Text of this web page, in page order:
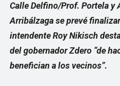
Calle Delfino/Prof. Portela y
Arribálzaga se prevé
intendente Roy Nikisch
del gobernador Zdero “de
benefician a los vecinos”.